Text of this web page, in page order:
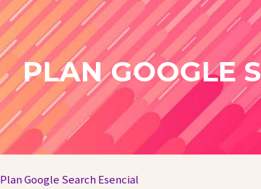
PLAN GOOGLE
Plan Google Search Esencial